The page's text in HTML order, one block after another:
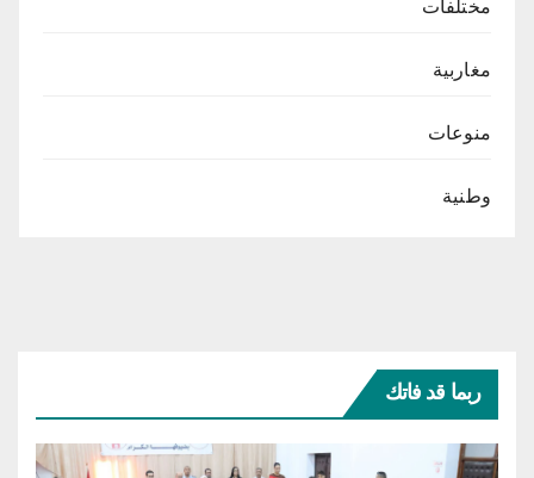
مختلفات
مغاربية
منوعات
وطنية
ربما قد فاتك